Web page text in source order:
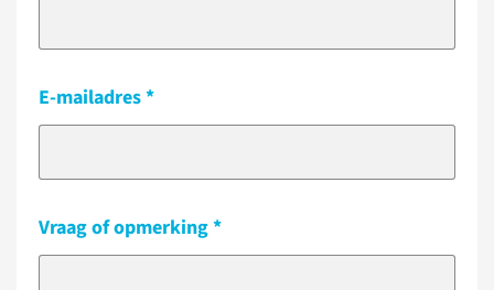
E-mailadres
Vraag of opmerking